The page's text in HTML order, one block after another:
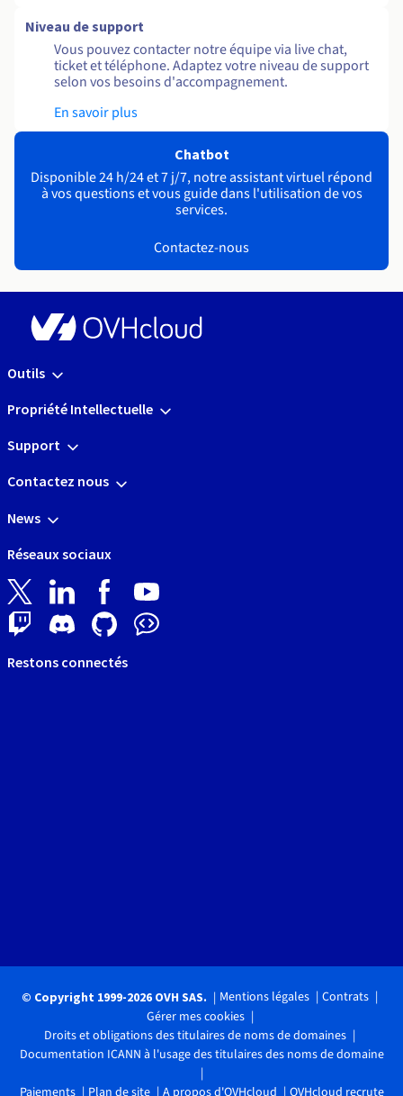
Niveau de support
Vous pouvez contacter notre équipe via live chat,
ticket et téléphone. Adaptez votre niveau de support
selon vos besoins d'accompagnement.
En savoir plus
Chatbot
Disponible 24 h/24 et 7 j/7, notre assistant virtuel répond
à vos questions et vous guide dans l'utilisation de vos
services.
Contactez-nous
Outils
Propriété Intellectuelle
Support
Contactez nous
News
Réseaux sociaux
Restons connectés
© Copyright 1999-2026 OVH SAS. Mentions légales
Contrats
Gérer mes cookies
Droits et obligations des titulaires de noms de domaines
Documentation ICANN à l'usage des titulaires des noms de domaine
Paiements Plan de site A propos d'OVHcloud OVHcloud recrute